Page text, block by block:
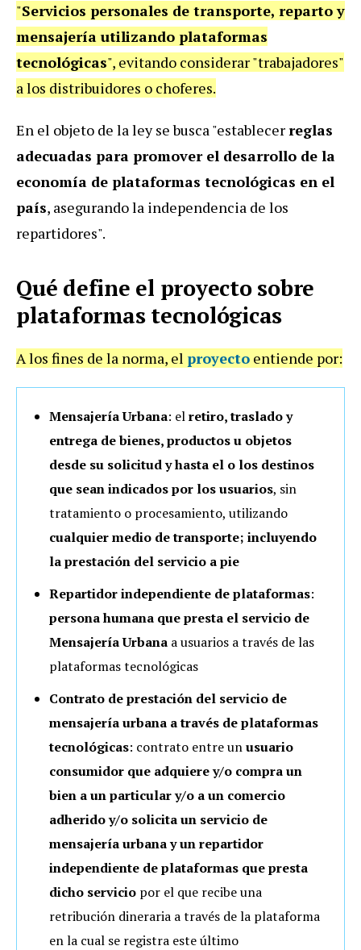
"Servicios personales de transporte, reparto y
mensajería utilizando plataformas
tecnológicas", evitando considerar "trabajadores"
a los distribuidores o choferes.
En el objeto de la ley se busca "establecerreglas
adecuadas para promover el desarrollo de la
economía de plataformas tecnológicas en el
país, asegurando la independencia de los
repartidores".
Qué define el proyecto sobre
plataformas tecnológicas
A los fines de la norma, el proyecto entiende por:
Mensajería Urbana: elretiro, traslado y
entrega de bienes, productos u objetos
desde su solicitud y hasta el o los destinos
que sean indicados por los usuarios, sin
tratamiento o procesamiento, utilizando
cualquier medio de transporte; incluyendo
la prestación del servicio a pie
Repartidor independiente de plataformas:
persona humana que presta el servicio de
Mensajería Urbana a usuarios a través de las
plataformas tecnológicas
Contrato de prestación del servicio de
mensajería urbana a través de plataformas
tecnológicas: contrato entre unusuario
consumidor que adquiere y/o compra un
bien a un particular y/o a un comercio
adherido y/o solicita un servicio de
mensajería urbana y un repartidor
independiente de plataformas que presta
dicho servicio por el que recibe una
retribución dineraria a través de la plataforma
en la cual se registra este último